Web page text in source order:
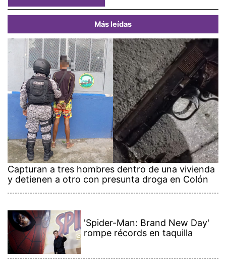
Más leídas
Capturan a tres hombres dentro de una vivienda
y detienen a otro con presunta droga en Colón
'Spider-Man: Brand New Day'
rompe récords en taquilla